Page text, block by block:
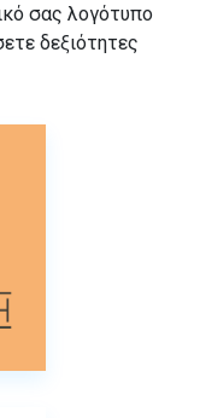
σας λογότυπο
δεξιότητες